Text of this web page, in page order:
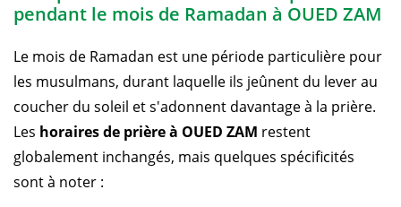
pendant le mois de Ramadan à OUED ZAM
Le mois de Ramadan est une période particulière pour
les musulmans, durant laquelle ils jeûnent du lever au
coucher du soleil et s'adonnent davantage à la prière.
Les horaires de prière à OUED ZAM restent
globalement inchangés, mais quelques spécificités
sont à noter :